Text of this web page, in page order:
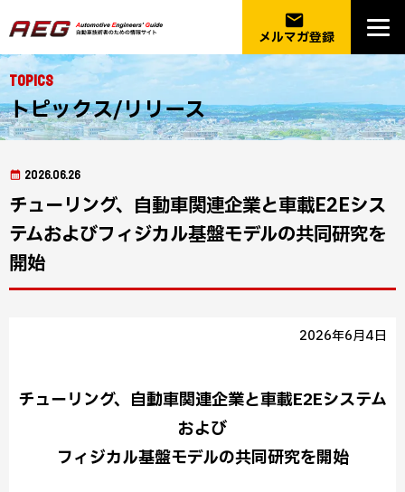
email
メルマガ登録
Topics
トピックス/リリース
2026.06.26
チューリング、自動車関連企業と車載E2Eシス
テムおよびフィジカル基盤モデルの共同研究を
開始
2026年6月4日
チューリング、自動車関連企業と車載E2Eシステム
および
フィジカル基盤モデルの共同研究を開始